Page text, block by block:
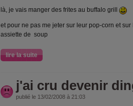
là, je vais manger des frites au buffalo grill
et pour ne pas me jeter sur leur pop-corn et
assiette de soup
lire la suite
j'ai cru devenir
publié le 13/02/2008 à 21:03